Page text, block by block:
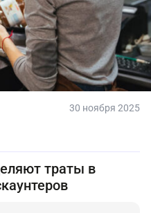
30 ноября 2025
траты в